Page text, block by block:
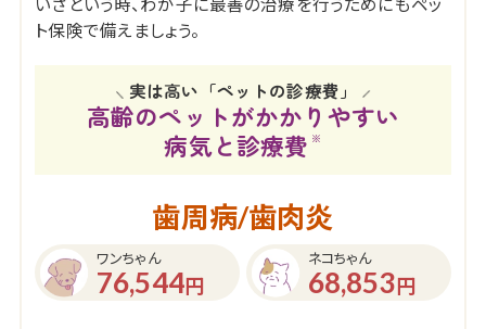
ト保険で備えましょう。
実は高い「ペットの診療費」
高齢のペットがかかりやすい
病気と診療費 ※
歯周病/歯肉炎
ワンちゃん
76,544円
ネコちゃん
68,853円